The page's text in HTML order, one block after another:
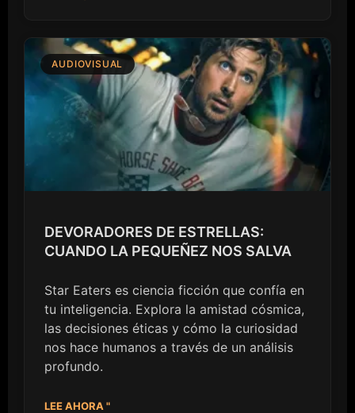
AUDIOVISUAL
DEVORADORES DE ESTRELLAS:
CUANDO LA PEQUEÑEZ NOS SALVA
Star Eaters es ciencia ficción que confía en
tu inteligencia. Explora la amistad cósmica,
las decisiones éticas y cómo la curiosidad
nos hace humanos a través de un análisis
profundo.
LEE AHORA "